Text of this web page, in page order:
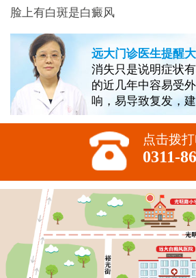
脸上有白斑是白癜风
远大门诊医生提醒大
消失只是说明症状
的近几年中容易受
响，易导致复发，
点击拨
0311-